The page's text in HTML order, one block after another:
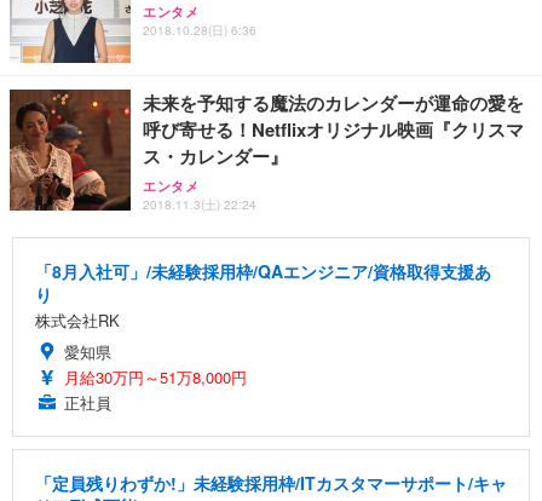
エンタメ
2018.10.28(日) 6:36
未来を予知する魔法のカレンダーが運命の愛を
呼び寄せる！Netflixオリジナル映画『クリスマ
ス・カレンダー』
エンタメ
2018.11.3(土) 22:24
「8月入社可」/未経験採用枠/QAエンジニア/資格取得支援あ
り
株式会社RK
愛知県
月給30万円～51万8,000円
正社員
「定員残りわずか!」未経験採用枠/ITカスタマーサポート/キャ